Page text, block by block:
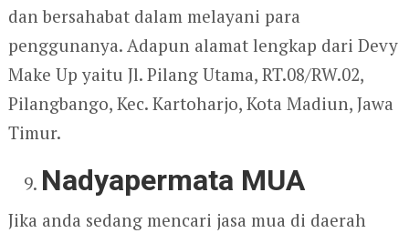
dan bersahabat dalam melayani para
penggunanya. Adapun alamat lengkap dari Devy
Make Up yaitu Jl. Pilang Utama, RT.08/RW.02,
Pilangbango, Kec. Kartoharjo, Kota Madiun, Jawa
Timur.
Nadyapermata MUA
Jika anda sedang mencari jasa mua di daerah